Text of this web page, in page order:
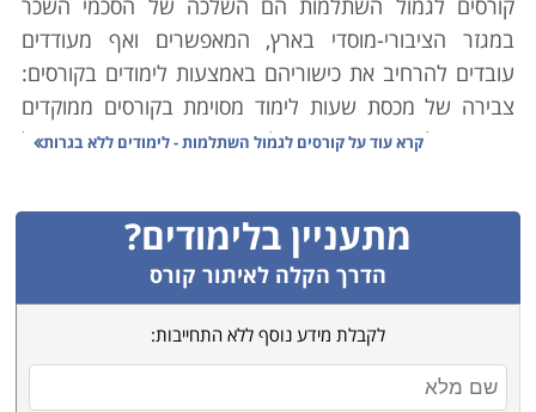
קורסים לגמול השתלמות הם השלכה של הסכמי השכר
במגזר הציבורי-מוסדי בארץ, המאפשרים ואף מעודדים
עובדים להרחיב את כישוריהם באמצעות לימודים בקורסים:
צבירה של מכסת שעות לימוד מסוימת בקורסים ממוקדים
המקנה לעובד הזדמנות לתוספת שכר הקרויה "גמול
הסדר זה תורם הן לעובד אשר נהנה מכלי להגדלת השכר,
מעשיר את עולמו וידיעותיו, והן למעסיק אשר זוכה בעובד
משכיל יותר, בעל כישורים מקצועיים רחבים ויעילים יותר,
שמסוגל כעת לספק תפוקה גבוהה יותר באמצעות כלים
חדשים, ולאחר שנחשף להתמחויות וכלים חדשים בהשכלה
המקצועית הרלוונטית לתפקידו. יתרה מכך, העובד מסוגל
קרא עוד עלקורסים לגמול השתלמות - לימודים ללא בגרות
מתעניין בלימודים?
הדרך הקלה לאיתור קורס
לקבלת מידע נוסף ללא התחייבות: